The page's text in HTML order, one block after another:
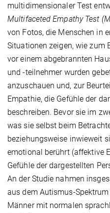
multidimensionaler Test
Multifaceted Empathy Test
von Fotos, die Menschen in
Situationen zeigen, wie zum
vor einem abgebrannten
und -teilnehmer wurden
anzuschauen und, zur
Empathie, die Gefühle der
beschreiben. Bevor sie im
was sie selbst beim
beziehungsweise inwieweit
emotional berührt (affektive
Gefühle der dargestellten
An der Studie nahmen
aus dem Autismus-
Männer mit normalen